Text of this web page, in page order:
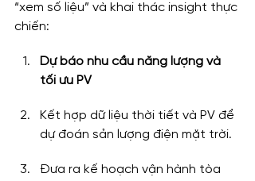
“xem số liệu” và khai thác insight thực
chiến:
Dự báo nhu cầu năng lượng và
tối ưu PV
Kết hợp dữ liệu thời tiết và PV để
dự đoán sản lượng điện mặt trời.
Đưa ra kế hoạch vận hành tòa